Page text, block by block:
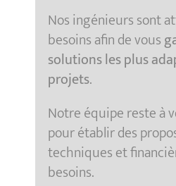
Nos ingénieurs sont
besoins afin de vous
solutions les plus
projets.
Notre équipe reste à
pour établir des
techniques et
besoins.